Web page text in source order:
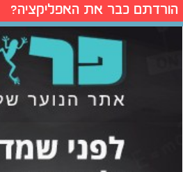
הורדתם כבר את האפליקציה?